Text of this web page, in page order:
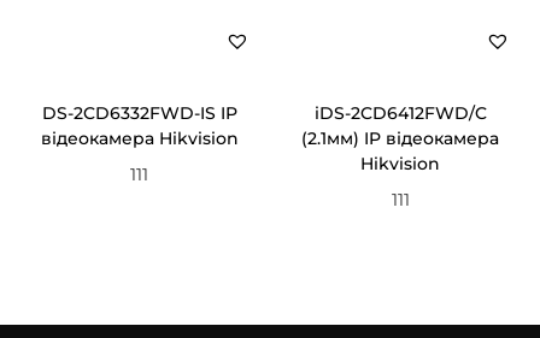
DS-2CD6332FWD-IS IP
відеокамера Hikvision
111
iDS-2CD6412FWD/C
(2.1мм) IP відеокамера
Hikvision
111